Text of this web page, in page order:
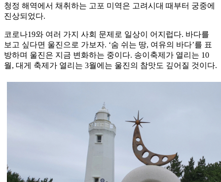
청정 해역에서 채취하는 고포 미역은 고려시대 때부터 궁중에
진상되었다.
코로나19와 여러 가지 사회 문제로 일상이 어지럽다. 바다를
보고 싶다면 울진으로 가보자. ‘숨 쉬는 땅, 여유의 바다’를 표
방하며 울진은 지금 변화하는 중이다. 송이축제가 열리는 10
월, 대게 축제가 열리는 3월에는 울진의 참맛도 깊어질 것이다.